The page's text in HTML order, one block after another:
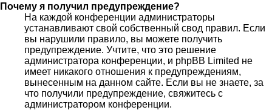
Почему я получил предупреждение?
На каждой конференции администраторы
устанавливают свой собственный свод правил. Если
вы нарушили правило, вы можете получить
предупреждение. Учтите, что это решение
администратора конференции, и phpBB Limited не
имеет никакого отношения к предупреждениям,
вынесенным на данном сайте. Если вы не знаете, за
что получили предупреждение, свяжитесь с
администратором конференции.